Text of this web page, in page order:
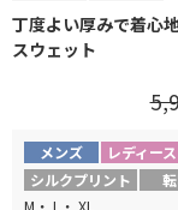
丁度よい厚みで着心
スウェット
メンズ レディース
シルクプリント